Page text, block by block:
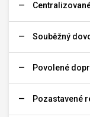
Souběžný
Povolené
Pozastavené